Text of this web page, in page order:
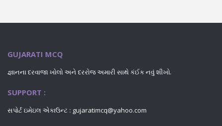
GUJARATI MCQ
જ્ઞાનના દરવાજા ખોલો અને દરરોજ અમારી સાથે કંઈક નવું શીખો.
SUPPORT :
સપોર્ટ ઇમેઇલ એકાઉન્ટ : gujaratimcq@yahoo.com